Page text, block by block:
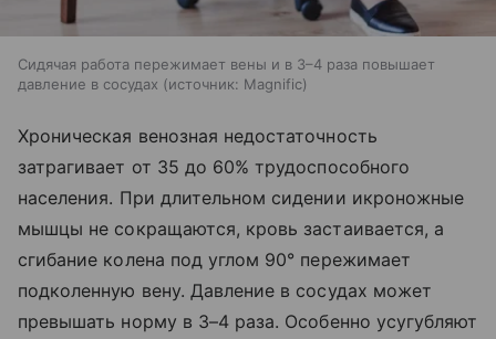
Сидячая работа пережимает вены и в 3–4 раза повышает
давление в сосудах
источник: Magnific
Хроническая венозная недостаточность
затрагивает от 35 до 60% трудоспособного
населения. При длительном сидении икроножные
мышцы не сокращаются, кровь застаивается, а
сгибание колена под углом 90° пережимает
подколенную вену. Давление в сосудах может
превышать норму в 3–4 раза. Особенно усугубляют